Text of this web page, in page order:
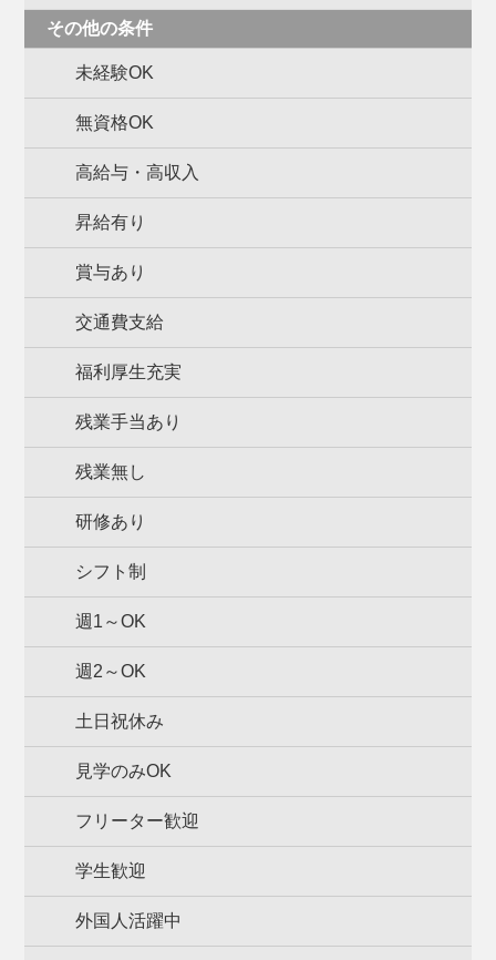
その他の条件
未経験OK
無資格OK
高給与・高収入
昇給有り
賞与あり
交通費支給
福利厚生充実
残業手当あり
残業無し
研修あり
シフト制
週1～OK
週2～OK
土日祝休み
見学のみOK
フリーター歓迎
学生歓迎
外国人活躍中